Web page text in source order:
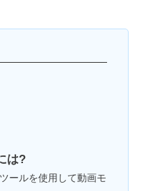
は?
ールを使用して動画モ